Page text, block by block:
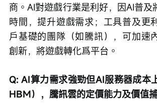
商。AI對遊戲行業是利好，因AI普及
時間，提升遊戲需求；工具普及更
戶基礎的團隊（如騰訊），可加速
創新，將遊戲轉化爲平台。
Q: AI算力需求強勁但AI服務器成本
HBM），騰訊雲的定價能力及價值捕